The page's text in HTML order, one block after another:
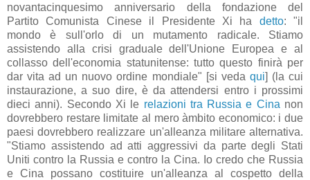
novantacinquesimo anniversario della fondazione del
Partito Comunista Cinese il Presidente Xi ha detto: "il
mondo è sull'orlo di un mutamento radicale. Stiamo
assistendo alla crisi graduale dell'Unione Europea e al
collasso dell'economia statunitense: tutto questo finirà per
dar vita ad un nuovo ordine mondiale" [si veda qui] (la cui
instaurazione, a suo dire, è da attendersi entro i prossimi
dieci anni). Secondo Xi le relazioni tra Russia e Cina non
dovrebbero restare limitate al mero àmbito economico: i due
paesi dovrebbero realizzare un'alleanza militare alternativa.
"Stiamo assistendo ad atti aggressivi da parte degli Stati
Uniti contro la Russia e contro la Cina. Io credo che Russia
e Cina possano costituire un'alleanza al cospetto della